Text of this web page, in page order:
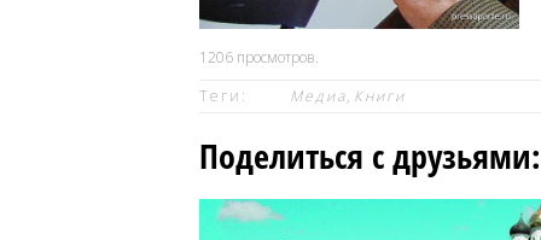
1206 просмотров.
Теги:
Медиа, Книги
Поделиться с друзьями: